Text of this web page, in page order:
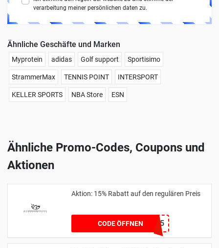
verarbeitung meiner persönlichen daten zu.
Ähnliche Geschäfte und Marken
Myprotein adidas Golf support Sportisimo
StrammerMax TENNIS POINT INTERSPORT
KELLER SPORTS NBA Store ESN
Ähnliche Promo-Codes, Coupons und
Aktionen
Aktion: 15% Rabatt auf den regulären Preis
CODE ÖFFNEN FB15